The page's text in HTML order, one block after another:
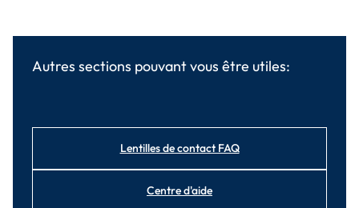
Autres sections pouvant vous être utiles:
Lentilles de contact FAQ
Centre d'aide